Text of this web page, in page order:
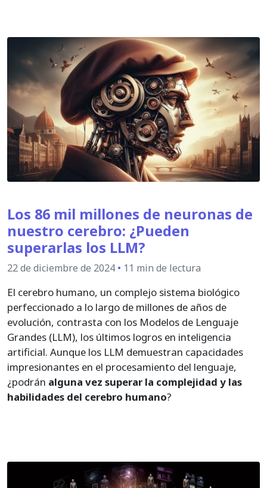
Los 86 mil millones de neuronas de
nuestro cerebro: ¿Pueden
superarlas los LLM?
22 de diciembre de 2024 • 11 min de lectura
El cerebro humano, un complejo sistema biológico
perfeccionado a lo largo de millones de años de
evolución, contrasta con los Modelos de Lenguaje
Grandes (LLM), los últimos logros en inteligencia
artificial. Aunque los LLM demuestran capacidades
impresionantes en el procesamiento del lenguaje,
¿podrán alguna vez superar la complejidad y las
habilidades del cerebro humano?